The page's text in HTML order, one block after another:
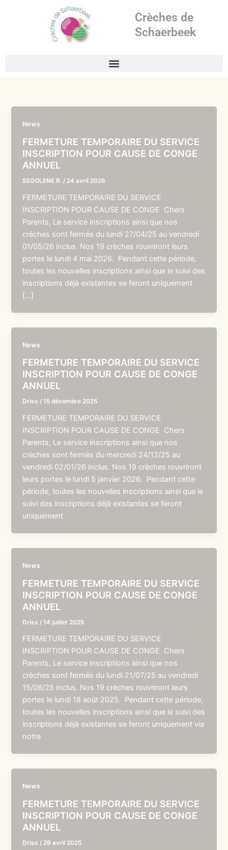
Crèches de
Schaerbeek
News
FERMETURE TEMPORAIRE DU SERVICE
INSCRIPTION POUR CAUSE DE CONGE
ANNUEL
SEGOLENE R. / 24 avril 2026
FERMETURE TEMPORAIRE DU SERVICE
INSCRIPTION POUR CAUSE DE CONGE Chers
Parents, Le service inscriptions ainsi que nos
crèches sont fermés du lundi 27/04/25 au vendredi
01/05/26 inclus. Nos 19 crèches rouvriront leurs
portes le lundi 4 mai 2026. Pendant cette période,
toutes les nouvelles inscriptions ainsi que le suivi des
inscriptions déjà existantes se feront uniquement
[…]
News
FERMETURE TEMPORAIRE DU SERVICE
INSCRIPTION POUR CAUSE DE CONGE
ANNUEL
Driss /15 décembre 2025
FERMETURE TEMPORAIRE DU SERVICE
INSCRIPTION POUR CAUSE DE CONGE Chers
Parents, Le service inscriptions ainsi que nos
crèches sont fermés du mercredi 24/12/25 au
vendredi 02/01/26 inclus. Nos 19 crèches rouvriront
leurs portes le lundi 5 janvier 2026. Pendant cette
période, toutes les nouvelles inscriptions ainsi que le
suivi des inscriptions déjà existantes se feront
uniquement
News
FERMETURE TEMPORAIRE DU SERVICE
INSCRIPTION POUR CAUSE DE CONGE
ANNUEL
Driss /14 juillet 2025
FERMETURE TEMPORAIRE DU SERVICE
INSCRIPTION POUR CAUSE DE CONGE Chers
Parents, Le service inscriptions ainsi que nos
crèches sont fermés du lundi 21/07/25 au vendredi
15/08/25 inclus. Nos 19 crèches rouvriront leurs
portes le lundi 18 août 2025. Pendant cette période,
toutes les nouvelles inscriptions ainsi que le suivi des
inscriptions déjà existantes se feront uniquement via
notre
News
FERMETURE TEMPORAIRE DU SERVICE
INSCRIPTION POUR CAUSE DE CONGE
ANNUEL
Driss / 29 avril 2025